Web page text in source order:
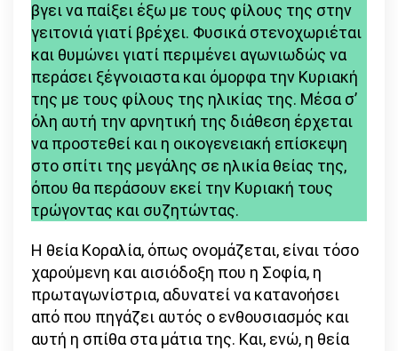
Λαδά
–
εκδόσεις
Διόπτρα
βγει να παίξει έξω με τους φίλους της στην
γειτονιά γιατί βρέχει. Φυσικά στενοχωριέται
και θυμώνει γιατί περιμένει αγωνιωδώς να
περάσει ξέγνοιαστα και όμορφα την Κυριακή
της με τους φίλους της ηλικίας της. Μέσα σ’
όλη αυτή την αρνητική της διάθεση έρχεται
να προστεθεί και η οικογενειακή επίσκεψη
στο σπίτι της μεγάλης σε ηλικία θείας της,
όπου θα περάσουν εκεί την Κυριακή τους
τρώγοντας και συζητώντας.
Η θεία Κοραλία, όπως ονομάζεται, είναι τόσο
χαρούμενη και αισιόδοξη που η Σοφία, η
πρωταγωνίστρια, αδυνατεί να κατανοήσει
από που πηγάζει αυτός ο ενθουσιασμός και
αυτή η σπίθα στα μάτια της. Και, ενώ, η θεία